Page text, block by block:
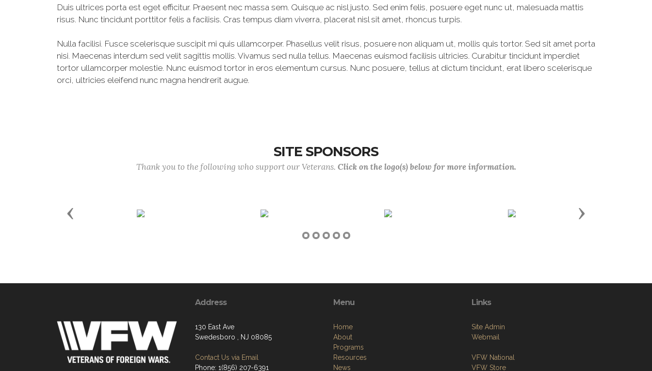
Duis ultrices porta est eget efficitur. Praesent nec massa sem. Quisque ac nisl justo. Sed enim felis, posuere eget nunc ut, malesuada mattis
risus. Nunc tincidunt porttitor felis a facilisis. Cras tempus diam viverra, placerat nisl sit amet, rhoncus turpis.
Nulla facilisi. Fusce scelerisque suscipit mi quis ullamcorper. Phasellus velit risus, posuere non aliquam ut, mollis quis tortor. Sed sit amet porta
nisi. Maecenas interdum sed velit sagittis mollis. Vivamus sed nulla tellus. Maecenas euismod facilisis ultricies. Curabitur tincidunt imperdiet
tortor ullamcorper molestie. Nunc euismod tortor in eros elementum cursus. Nunc posuere, tellus at dictum tincidunt, erat libero scelerisque
orci, ultricies eleifend nunc magna hendrerit augue.
SITE SPONSORS
Thank you to the following who support our Veterans. Click on the logo(s) below for more information.
Previous Next
Address
130 East Ave
Swedesboro , NJ 08085
Contact Us via Email
Phone: 1(856) 207-6391
Menu
Home
About
Programs
Resources
News
Links
Site Admin
Webmail
VFW National
VFW Store